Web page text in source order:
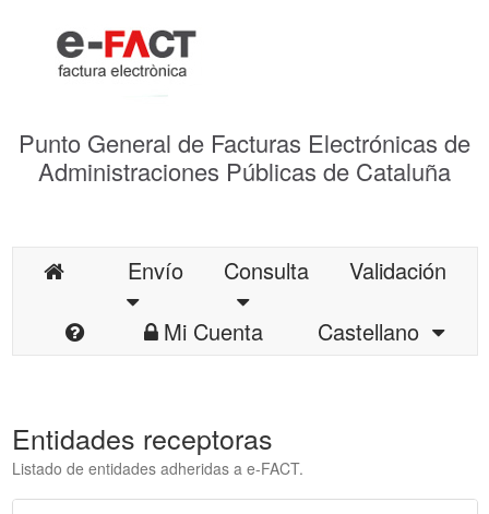
Punto General de Facturas Electrónicas de
Administraciones Públicas de Cataluña
Envío Consulta
Validación
Mi Cuenta
Castellano
Entidades receptoras
Listado de entidades adheridas a e-FACT.